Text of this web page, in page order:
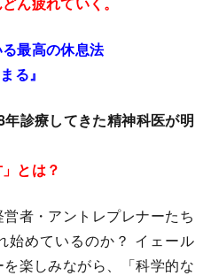
最高の休息法
る』
年診療してきた精神科医が明
とは？
者・アントレプレナーたち
始めているのか？ イェール
楽しみながら、「科学的な